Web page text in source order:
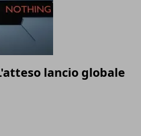
lancio globale